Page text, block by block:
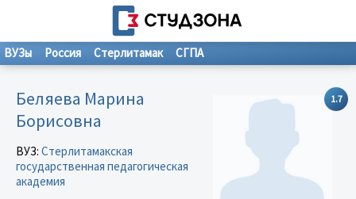
ВУЗы Россия Стерлитамак СГПА
1.7
Беляева Марина
Борисовна
ВУЗ: Стерлитамакская
государственная педагогическая
академия